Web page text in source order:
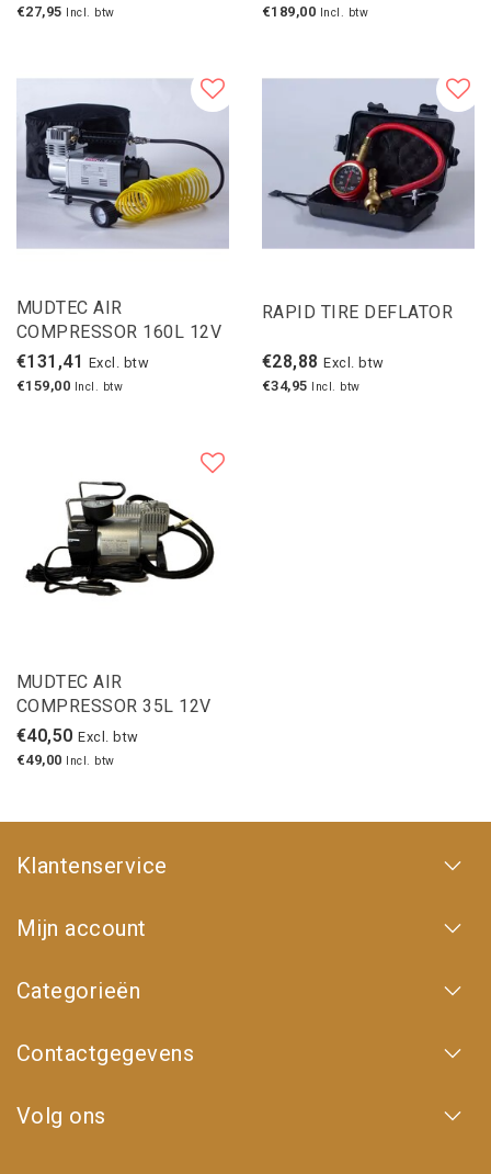
€27,95
Incl. btw
€189,00
Incl. btw
MUDTEC AIR
COMPRESSOR 160L 12V
€131,41 Excl. btw
€159,00
Incl. btw
RAPID TIRE DEFLATOR
€28,88 Excl. btw
€34,95
Incl. btw
MUDTEC AIR
COMPRESSOR 35L 12V
€40,50 Excl. btw
€49,00
Incl. btw
Klantenservice
Mijn account
Categorieën
Contactgegevens
Volg ons